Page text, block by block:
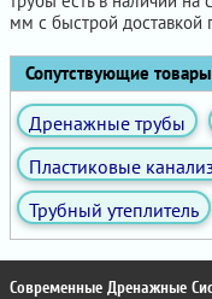
мм с быстрой доставкой
Сопутствующие
Дренажные трубы
Пластиковые
Трубный утеплитель
Современные Дренажные